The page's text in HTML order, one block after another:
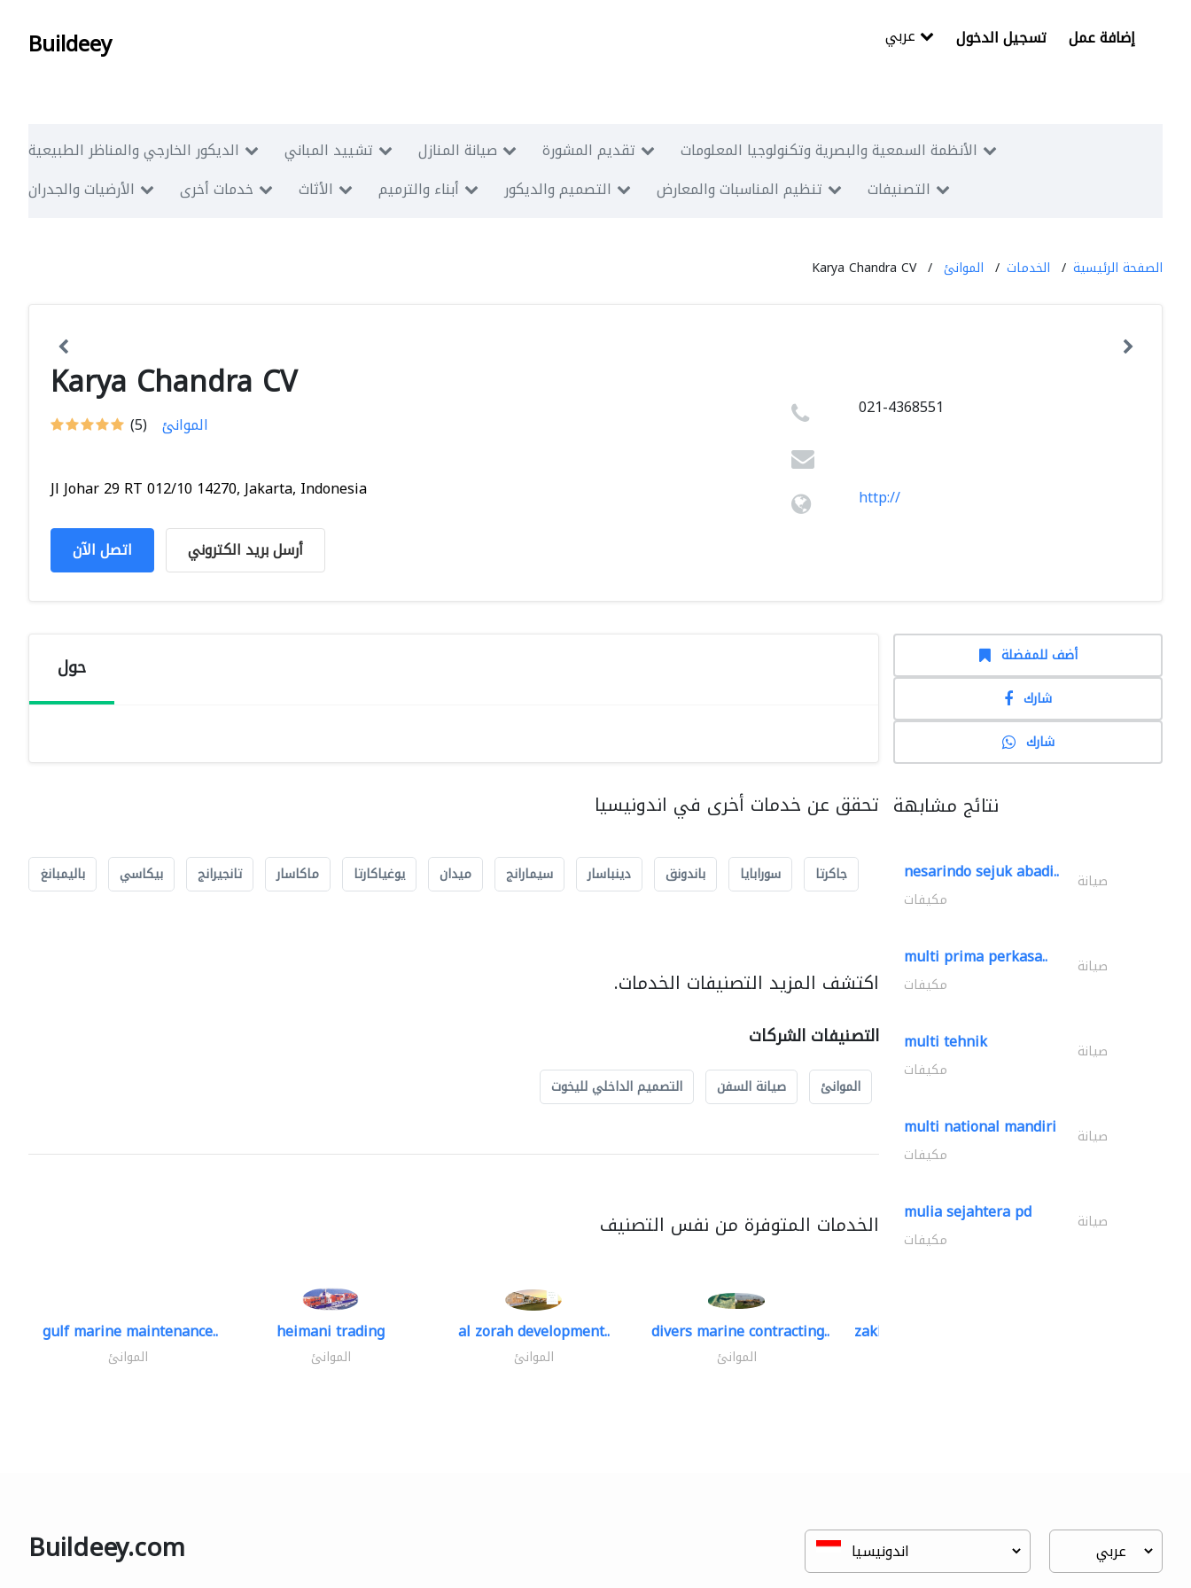
Buildeey تسجيل الدخول إضافة عمل
الديكور الخارجي والمناظر الطبيعية تشييد المباني صيانة المنازل تقديم المشورة
الأنظمة السمعية والبصرية وتكنولوجيا المعلومات
الأرضيات والجدران
خدمات أخرى الأثاث أبناء والترميم التصميم والديكور تنظيم المناسبات والمعارض التصنيفات
الصفحة الرئيسية الخدمات الموانئ Karya Chandra CV
Karya Chandra CV
(5) الموانئ
Jl Johar 29 RT 012/10 14270, Jakarta, Indonesia
اتصل الآن أرسل بريد الكتروني
021-4368551
http://
حول
تحقق عن خدمات أخرى في اندونيسيا
جاكرتا سورابايا باندونق دينباسار سيمارانج ميدان يوغياكارتا ماكاسار تانجيرانج بيكاسي باليمبانغ
اكتشف المزيد التصنيفات الخدمات.
التصنيفات الشركات
الموانئ صيانة السفن التصميم الداخلي لليخوت
الخدمات المتوفرة من نفس التصنيف
gulf marine maintenance..
الموانئ
heimani trading
الموانئ
al zorah development..
الموانئ
divers marine contracting..
الموانئ
zakher marine international..
أضف للمفضلة
شارك
شارك
نتائج مشابهة
nesarindo sejuk abadi.. صيانة
مكيفات
multi prima perkasa.. صيانة
مكيفات
multi tehnik صيانة
مكيفات
multi national mandiri صيانة
مكيفات
mulia sejahtera pd صيانة
مكيفات
Buildeey.com